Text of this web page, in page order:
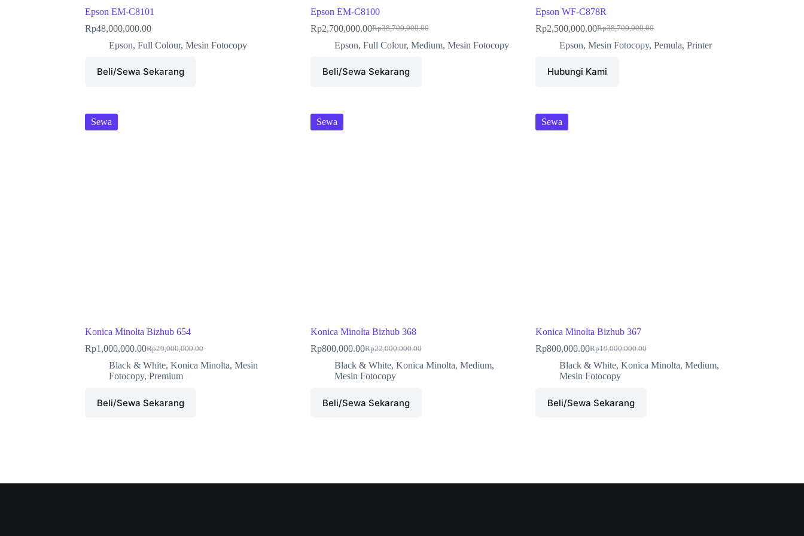
Epson EM-C8101
Rp48,000,000.00
Epson, Full Colour, Mesin Fotocopy
Beli/Sewa Sekarang
Epson EM-C8100
Rp38,700,000.00
Rp2,700,000.00
Epson, Full Colour, Medium, Mesin Fotocopy
Beli/Sewa Sekarang
Epson WF-C878R
Rp38,700,000.00
Rp2,500,000.00
Epson,Mesin Fotocopy,Pemula,Printer
Hubungi Kami
Sewa
Konica Minolta Bizhub 654
Rp29,000,000.00
Rp1,000,000.00
Black & White, Konica Minolta, Mesin
Fotocopy, Premium
Beli/Sewa Sekarang
Sewa
Konica Minolta Bizhub 368
Rp22,000,000.00
Rp800,000.00
Black & White, Konica Minolta, Medium,
Mesin Fotocopy
Beli/Sewa Sekarang
Sewa
Konica Minolta Bizhub 367
Rp19,000,000.00
Rp800,000.00
Black & White,Konica Minolta,Medium,
Mesin Fotocopy
Beli/Sewa Sekarang